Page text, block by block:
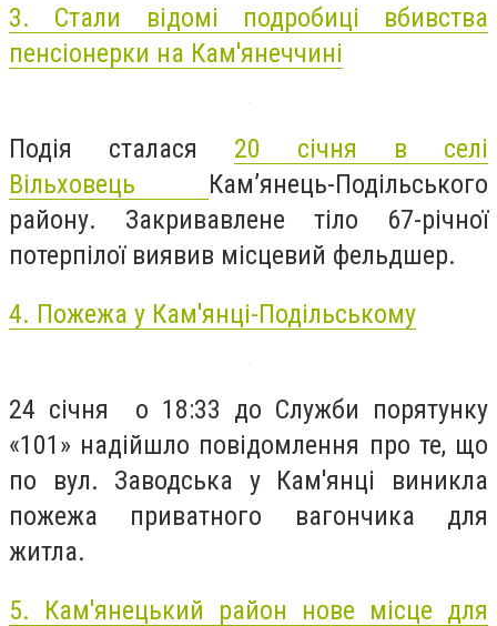
3. Стали відомі подробиці вбивства
пенсіонерки на Кам'янеччині
Подія сталася 20 січня в селі
Вільховець Кам’янець-Подільського
району. Закривавлене тіло 67-річної
потерпілої виявив місцевий фельдшер.
4. Пожежа у Кам'янці-Подільському
24 січня о 18:33 до Служби порятунку
«101» надійшло повідомлення про те, що
по вул. Заводська у Кам'янці виникла
пожежа приватного вагончика для
житла.
5. Кам'янецький район нове місце для